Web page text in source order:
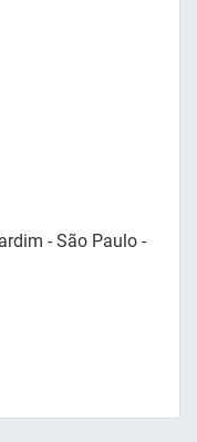
- São Paulo -